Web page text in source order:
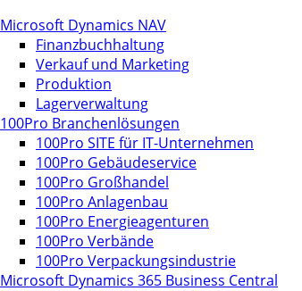
Microsoft Dynamics NAV
Finanzbuchhaltung
Verkauf und Marketing
Produktion
Lagerverwaltung
100Pro Branchenlösungen
100Pro SITE für IT-Unternehmen
100Pro Gebäudeservice
100Pro Großhandel
100Pro Anlagenbau
100Pro Energieagenturen
100Pro Verbände
100Pro Verpackungsindustrie
Microsoft Dynamics 365 Business Central